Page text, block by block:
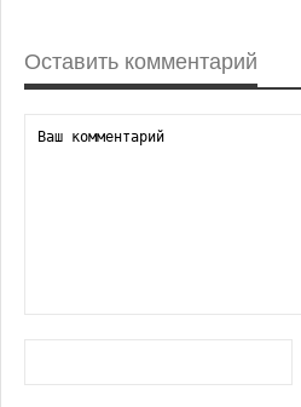
Оставить комментарий